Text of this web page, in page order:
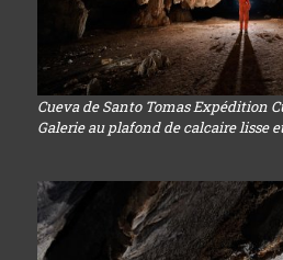
Cueva de Santo Tomas Expédition
Galerie au plafond de calcaire lisse